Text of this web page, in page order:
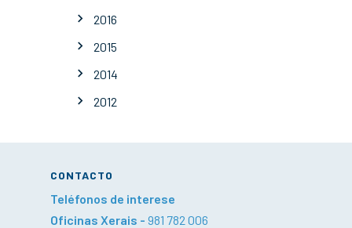
2016
2015
2014
2012
CONTACTO
Teléfonos de interese
Oficinas Xerais - 981 782 006